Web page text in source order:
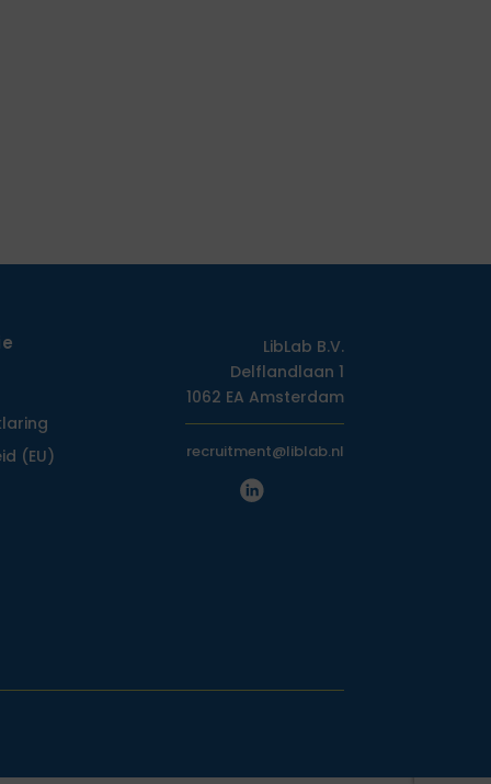
(EU)
LibLab B.V.
Delflandlaan 1
1062 EA Amsterdam
recruitment@liblab.nl